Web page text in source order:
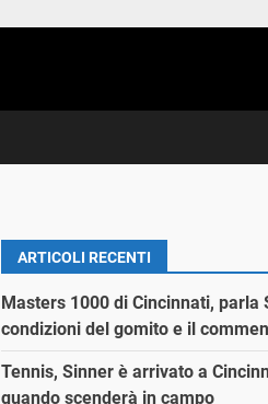
ARTICOLI RECENTI
Masters 1000 di Cincinnati, parla
condizioni del gomito e il
Tennis, Sinner è arrivato a
quando scenderà in campo